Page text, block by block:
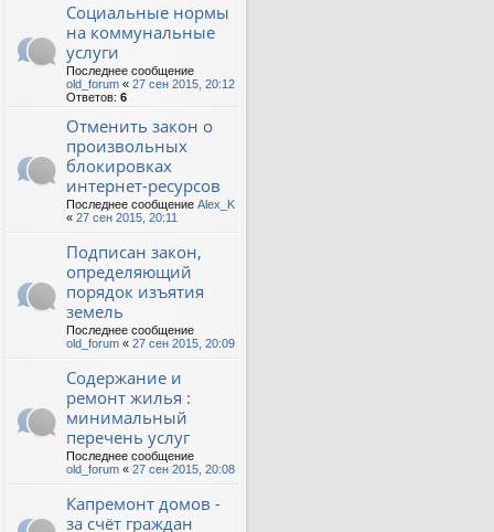
Социальные нормы
на коммунальные
услуги
Последнее сообщение
old_forum « 27 сен 2015, 20:12
Ответов: 6
Отменить закон о
произвольных
блокировках
интернет-ресурсов
Последнее сообщение Alex_K
« 27 сен 2015, 20:11
Подписан закон,
определяющий
порядок изъятия
земель
Последнее сообщение
old_forum « 27 сен 2015, 20:09
Содержание и
ремонт жилья :
минимальный
перечень услуг
Последнее сообщение
old_forum « 27 сен 2015, 20:08
Капремонт домов -
за счёт граждан